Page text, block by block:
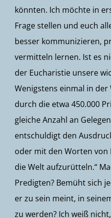
könnten. Ich möchte in
Frage stellen und euch
besser kommunizieren,
vermitteln lernen. Ist es
der Eucharistie unsere
Wenigstens einmal in
durch die etwa 450.000
gleiche Anzahl an
entschuldigt den
oder mit den Worten von
die Welt aufzurütteln.“
Predigten? Bemüht sich
er zu sein meint, in
zu werden? Ich weiß